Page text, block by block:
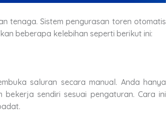
tenaga. Sistem pengurasan toren otomatis
beberapa kelebihan seperti berikut ini:
saluran secara manual. Anda hanya
sendiri sesuai pengaturan. Cara ini